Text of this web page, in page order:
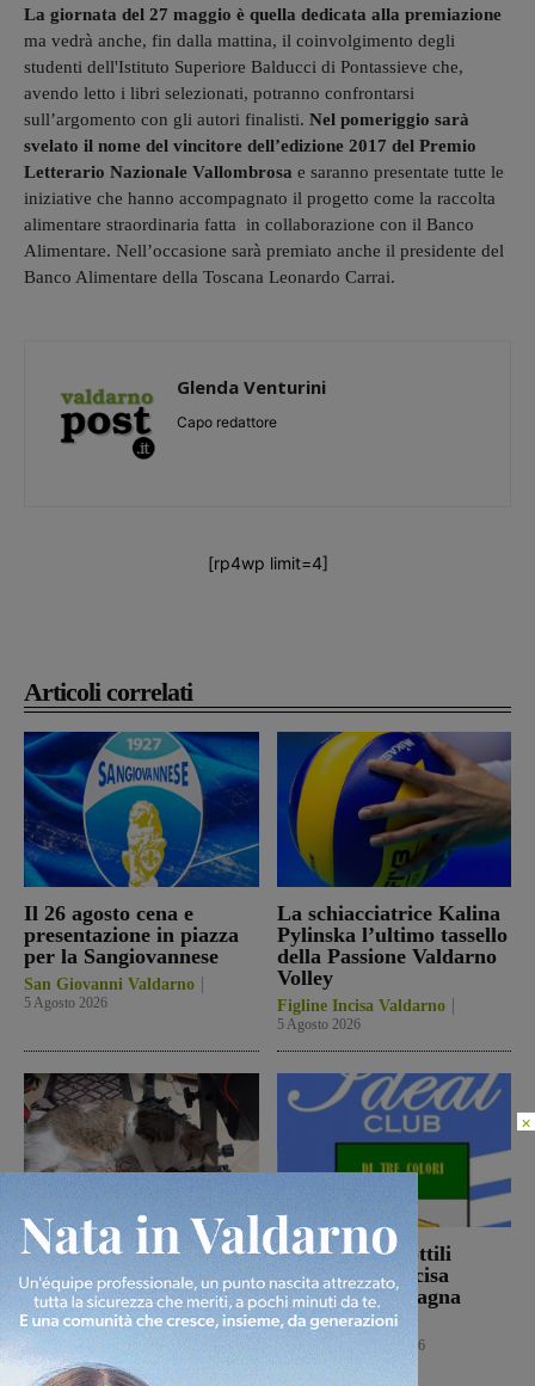
Articoli correlati
Il 26 agosto cena e
presentazione in piazza
per la Sangiovannese
San Giovanni Valdarno
5 Agosto 2026
La schiacciatrice Kalina
Pylinska l’ultimo tassello
della Passione Valdarno
Volley
Figline Incisa Valdarno
5 Agosto 2026
Ennesimo atto di
violenza contro gli
animali: a Montalto
gatto colpito da pallini.
Enpa: “Atto
ingiustificabile”
Con Stefano Sottili
l’Ideal Club Incisa
chiude la campagna
acquisti
5 Agosto 2026
La giornata del 27 maggio è quella dedicata alla premiazione
ma vedrà anche, fin dalla mattina, il coinvolgimento degli
studenti dell'Istituto Superiore Balducci di Pontassieve che,
avendo letto i libri selezionati, potranno confrontarsi
sull’argomento con gli autori finalisti. Nel pomeriggio sarà
svelato il nome del vincitore dell’edizione 2017 del Premio
Letterario Nazionale Vallombrosa e saranno presentate tutte le
iniziative che hanno accompagnato il progetto come la raccolta
alimentare straordinaria fatta in collaborazione con il Banco
Alimentare. Nell’occasione sarà premiato anche il presidente del
Banco Alimentare della Toscana Leonardo Carrai.
Glenda Venturini
Capo redattore
[rp4wp limit=4]
×